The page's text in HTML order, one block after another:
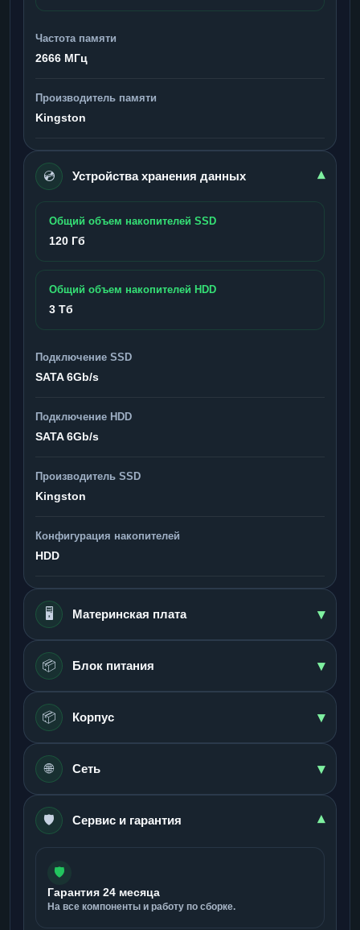
Частота памяти
2666 МГц
Производитель памяти
Kingston
💿 Устройства хранения данных ▾
Общий объем накопителей SSD
120 Гб
Общий объем накопителей HDD
3 Тб
Подключение SSD
SATA 6Gb/s
Подключение HDD
SATA 6Gb/s
Производитель SSD
Kingston
Конфигурация накопителей
HDD
🖥️ Материнская плата ▾
📦 Блок питания ▾
📦 Корпус ▾
🌐 Сеть ▾
🛡️ Сервис и гарантия ▾
🛡️
Гарантия 24 месяца
На все компоненты и работу по сборке.